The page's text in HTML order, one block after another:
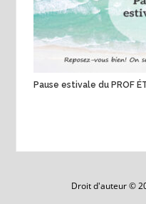
Pause estivale du PROF
Droit d'auteur ©